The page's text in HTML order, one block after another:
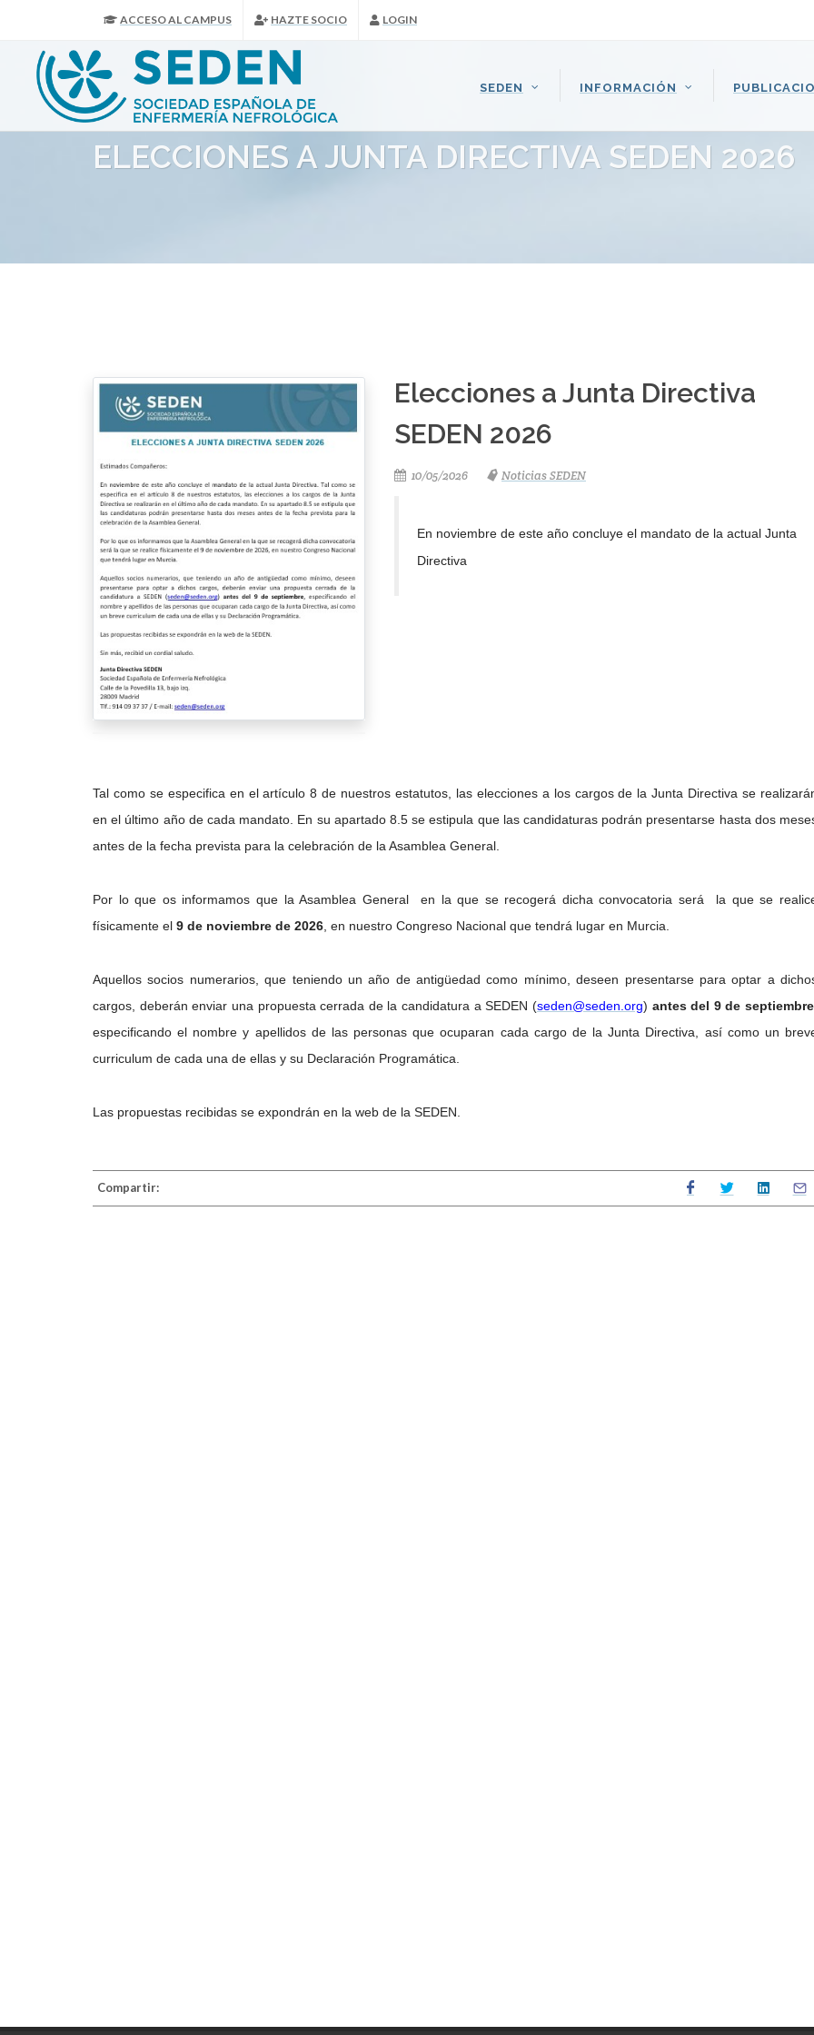
ACCESO AL CAMPUS HAZTE SOCIO LOGIN
SEDEN INFORMACIÓN
ELECCIONES A JUNTA DIRECTIVA SEDEN 2026
Elecciones a Junta Directiva
SEDEN 2026
10/05/2026 Noticias SEDEN
En noviembre de este año concluye el mandato de la actual Junta
Directiva
Tal como se especifica en el artículo 8 de nuestros estatutos, las elecciones a los cargos de la Junta Directiva se
en el último año de cada mandato. En su apartado 8.5 se estipula que las candidaturas podrán presentarse hasta dos
antes de la fecha prevista para la celebración de la Asamblea General.
Por lo que os informamos que la Asamblea General en la que se recogerá dicha convocatoria será la que se
físicamente el 9 de noviembre de 2026, en nuestro Congreso Nacional que tendrá lugar en Murcia.
Aquellos socios numerarios, que teniendo un año de antigüedad como mínimo, deseen presentarse para optar a
cargos, deberán enviar una propuesta cerrada de la candidatura a SEDEN (seden@seden.org) antes del 9de septiembre
especificando el nombre y apellidos de las personas que ocuparan cada cargo de la Junta Directiva, así como un
curriculum de cada una de ellas y su Declaración Programática.
Las propuestas recibidas se expondrán en la web de la SEDEN.
Compartir: